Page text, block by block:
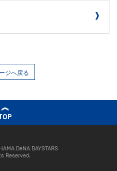
ジへ戻る
DeNA BAYSTARS
Reserved.